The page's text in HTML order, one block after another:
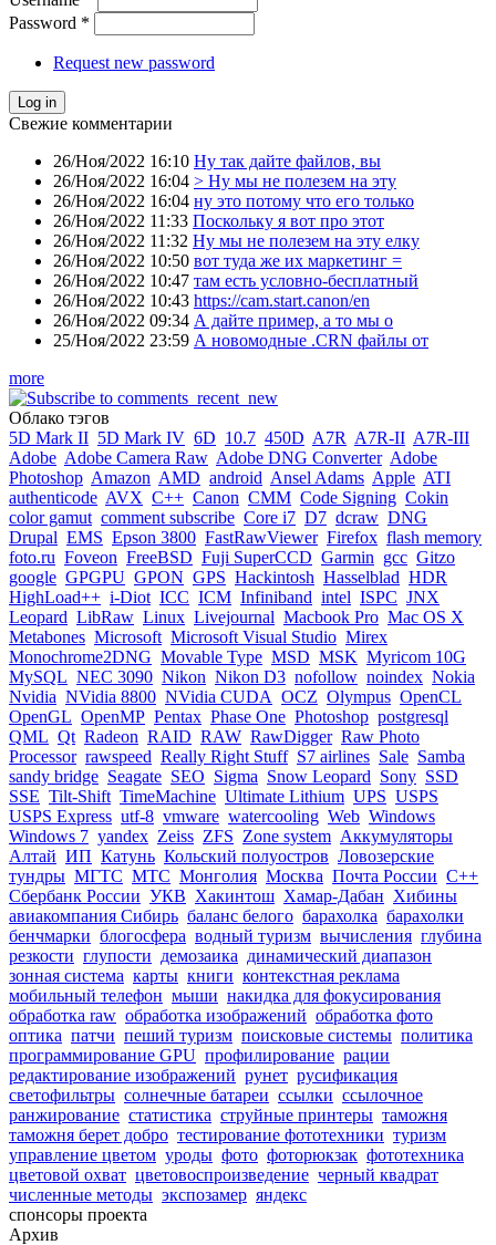
Password *
Request new password
Свежие комментарии
26/Ноя/2022 16:10 Ну так дайте файлов, вы
26/Ноя/2022 16:04 > Ну мы не полезем на эту
26/Ноя/2022 16:04 ну это потому что его только
26/Ноя/2022 11:33 Поскольку я вот про этот
26/Ноя/2022 11:32 Ну мы не полезем на эту елку
26/Ноя/2022 10:50 вот туда же их маркетинг =
26/Ноя/2022 10:47 там есть условно-бесплатный
26/Ноя/2022 10:43 https://cam.start.canon/en
26/Ноя/2022 09:34 А дайте пример, а то мы о
25/Ноя/2022 23:59 А новомодные .CRN файлы от
more
Облако тэгов
5D Mark II 5D Mark IV 6D 10.7 450D A7R A7R-II A7R-III
Adobe Adobe Camera Raw Adobe DNG Converter Adobe
Photoshop Amazon AMD android Ansel Adams Apple ATI
authenticode AVX C++ Canon CMM Code Signing Cokin
color gamut comment subscribe Core i7 D7 dcraw DNG
Drupal EMS Epson 3800 FastRawViewer Firefox flash memory
foto.ru Foveon FreeBSD Fuji SuperCCD Garmin gcc Gitzo
google GPGPU GPON GPS Hackintosh Hasselblad HDR
HighLoad++ i-Diot ICC ICM Infiniband intel ISPC JNX
Leopard LibRaw Linux Livejournal Macbook Pro Mac OS X
Metabones Microsoft Microsoft Visual Studio Mirex
Monochrome2DNG Movable Type MSD MSK Myricom 10G
MySQL NEC 3090 Nikon Nikon D3 nofollow noindex Nokia
Nvidia NVidia 8800 NVidia CUDA OCZ Olympus OpenCL
OpenGL OpenMP Pentax Phase One Photoshop postgresql
QML Qt Radeon RAID RAW RawDigger Raw Photo
Processor rawspeed Really Right Stuff S7 airlines Sale Samba
sandy bridge Seagate SEO Sigma Snow Leopard Sony SSD
SSE Tilt-Shift TimeMachine Ultimate Lithium UPS USPS
USPS Express utf-8 vmware watercooling Web Windows
Windows 7 yandex Zeiss ZFS Zone system Аккумуляторы
Алтай ИП Катунь Кольский полуостров Ловозерские
тундры МГТС МТС Монголия Москва Почта России С++
Сбербанк России УКВ Хакинтош Хамар-Дабан Хибины
авиакомпания Сибирь баланс белого барахолка барахолки
бенчмарки блогосфера водный туризм вычисления глубина
резкости глупости демозаика динамический диапазон
зонная система карты книги контекстная реклама
мобильный телефон мыши накидка для фокусирования
обработка raw обработка изображений обработка фото
оптика патчи пеший туризм поисковые системы политика
программирование GPU профилирование рации
редактирование изображений рунет русификация
светофильтры солнечные батареи ссылки ссылочное
ранжирование статистика струйные принтеры таможня
таможня берет добро тестирование фототехники туризм
управление цветом уроды фото фоторюкзак фототехника
цветовой охват цветовоспроизведение черный квадрат
численные методы экспозамер яндекс
спонсоры проекта
Архив